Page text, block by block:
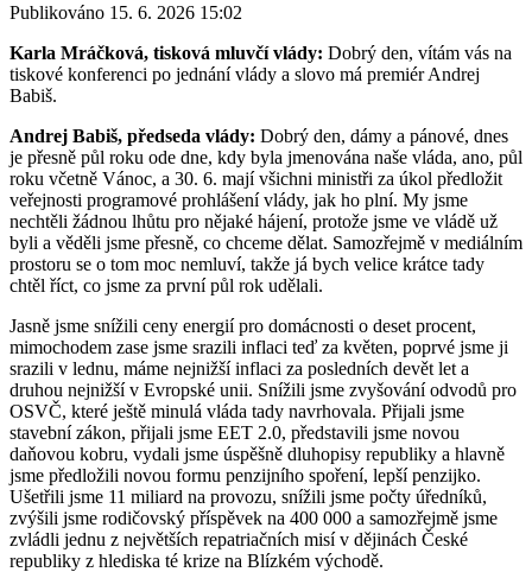
Publikováno 15. 6. 2026 15:02
Karla Mráčková, tisková mluvčí vlády: Dobrý den, vítám vás na
tiskové konferenci po jednání vlády a slovo má premiér Andrej
Babiš.
Andrej Babiš, předseda vlády: Dobrý den, dámy a pánové, dnes
je přesně půl roku ode dne, kdy byla jmenována naše vláda, ano, půl
roku včetně Vánoc, a 30. 6. mají všichni ministři za úkol předložit
veřejnosti programové prohlášení vlády, jak ho plní. My jsme
nechtěli žádnou lhůtu pro nějaké hájení, protože jsme ve vládě už
byli a věděli jsme přesně, co chceme dělat. Samozřejmě v mediálním
prostoru se o tom moc nemluví, takže já bych velice krátce tady
chtěl říct, co jsme za první půl rok udělali.
Jasně jsme snížili ceny energií pro domácnosti o deset procent,
mimochodem zase jsme srazili inflaci teď za květen, poprvé jsme ji
srazili v lednu, máme nejnižší inflaci za posledních devět let a
druhou nejnižší v Evropské unii. Snížili jsme zvyšování odvodů pro
OSVČ, které ještě minulá vláda tady navrhovala. Přijali jsme
stavební zákon, přijali jsme EET 2.0, představili jsme novou
daňovou kobru, vydali jsme úspěšně dluhopisy republiky a hlavně
jsme předložili novou formu penzijního spoření, lepší penzijko.
Ušetřili jsme 11 miliard na provozu, snížili jsme počty úředníků,
zvýšili jsme rodičovský příspěvek na 400 000 a samozřejmě jsme
zvládli jednu z největších repatriačních misí v dějinách České
republiky z hlediska té krize na Blízkém východě.